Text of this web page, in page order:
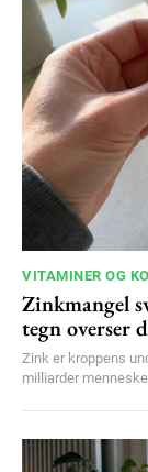
VITAMINER OG
Zinkmangel
tegn overser
Zink er kroppens
milliarder